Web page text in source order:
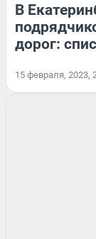
В
дорог:
15 февраля, 2023,